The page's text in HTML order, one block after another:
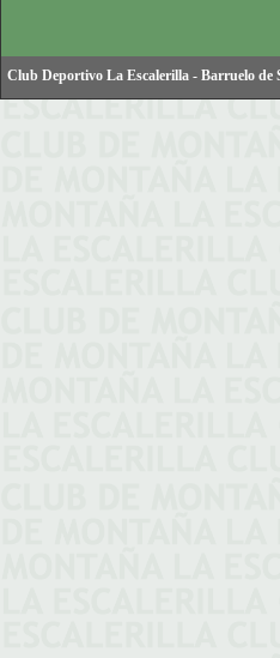
Club Deportivo La Escalerilla - Barruelo de